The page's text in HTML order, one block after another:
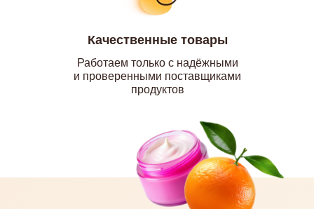
Качественные товары
Работаем только с надёжными
и проверенными поставщиками
продуктов